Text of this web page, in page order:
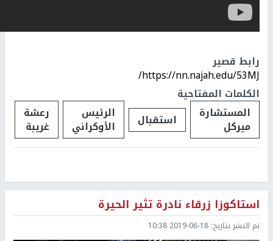
رابط قصير
https://nn.najah.edu/53MJ/
الكلمات المفتاحية
المستشارة
ميركل استقبال الرئيس
الأوكراني
رعشة
غريبة
استاكوزا زرقاء نادرة تثير الحيرة
تم النشر بتاريخ: 2019-06-18 10:38